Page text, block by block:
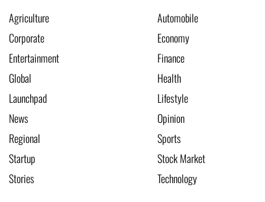
Agriculture
Automobile
Corporate
Economy
Entertainment
Finance
Global
Health
Launchpad
Lifestyle
News
Opinion
Regional
Sports
Startup
Stock Market
Stories
Technology